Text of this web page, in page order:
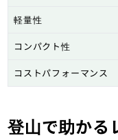
軽量性
コンパクト性
コストパフォーマンス
登山で助かる